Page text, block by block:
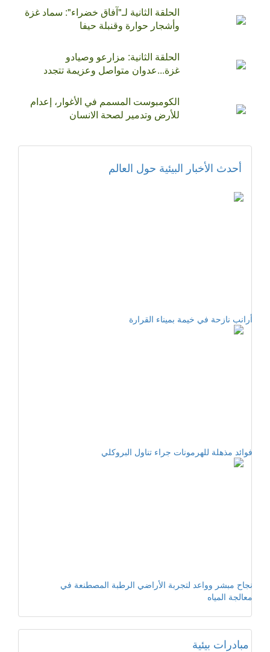
الحلقة الثانية لـ"آفاق خضراء": سماد غزة
وأشجار حوارة وقنبلة حيفا
الحلقة الثانية: مزارعو وصيادو
غزة...عدوان متواصل وعزيمة تتجدد
الكومبوست المسمم في الأغوار، إعدام
للأرض وتدمير لصحة الانسان
أحدث الأخبار البيئية حول العالم
أرانب نازحة في خيمة بميناء القرارة
فوائد مذهلة للهرمونات جراء تناول البروكلي
نجاح مبشر وواعد لتجربة الأراضي الرطبة المصطنعة في
معالجة المياه
مبادرات بيئية